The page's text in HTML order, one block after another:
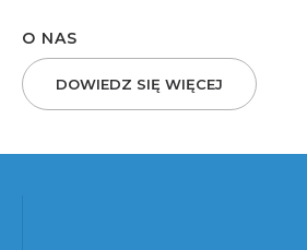
O NAS
DOWIEDZ SIĘ WIĘCEJ